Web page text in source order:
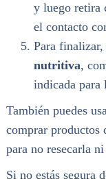
y luego retira
el contacto
Para
nutritiva,
indicada para
También puedes
comprar productos
para no resecarla
Si no estás segura